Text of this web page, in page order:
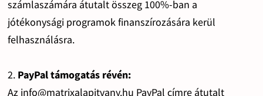
számlaszámára átutalt összeg 100%-ban a
jótékonysági programok finanszírozására kerül
felhasználásra.
2. PayPal támogatás révén:
Az info@matrixalapitvany.hu PayPal címre átutalt